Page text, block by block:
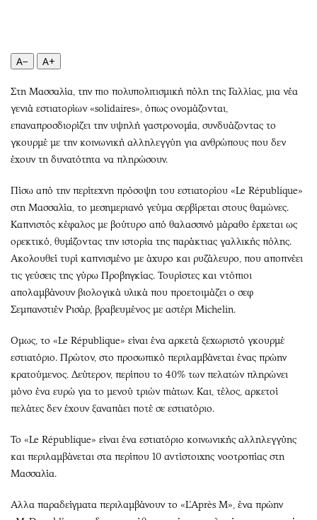
Παράξενα
Πολιτισμός
Σινεμά
Θέατρο-Χορός
Μουσική
Βιβλίο
Χειρόγραφα
Εκπομπές
Wine routes
Podcasts
Uncut
Προσωπικότητες στην ''Κ''
Επιστολές
A− A+
Στη Μασσαλία, την πιο πολυπολιτισμική πόλη της Γαλλίας, μια νέα
γενιά εστιατορίων «solidaires», όπως ονομάζονται,
επαναπροσδιορίζει την υψηλή γαστρονομία, συνδυάζοντας το
γκουρμέ με την κοινωνική αλληλεγγύη για ανθρώπους που δεν
έχουν τη δυνατότητα να πληρώσουν.
Πίσω από την περίτεχνη πρόσοψη του εστιατορίου «Le République»
στη Μασσαλία, το μεσημεριανό γεύμα σερβίρεται στους θαμώνες.
Καπνιστός κέφαλος με βούτυρο από θαλασσινό μάραθο έρχεται ως
ορεκτικό, θυμίζοντας την ιστορία της παράκτιας γαλλικής πόλης.
Ακολουθεί τυρί καπνισμένο με άχυρο και ρυζάλευρο, που αποπνέει
τις γεύσεις της γύρω Προβηγκίας. Τουρίστες και ντόπιοι
απολαμβάνουν βιολογικά υλικά που προετοιμάζει ο σεφ
Σεμπανστιέν Ρισάρ, βραβευμένος με αστέρι Michelin.
Ομως, το «Le République» είναι ένα αρκετά ξεχωριστό γκουρμέ
εστιατόριο. Πρώτον, στο προσωπικό περιλαμβάνεται ένας πρώην
κρατούμενος. Δεύτερον, περίπου το 40% των πελατών πληρώνει
μόνο ένα ευρώ για το μενού τριών πιάτων. Και, τέλος, αρκετοί
πελάτες δεν έχουν ξαναπάει ποτέ σε εστιατόριο.
Το «Le République» είναι ένα εστιατόριο κοινωνικής αλληλεγγύης
και περιλαμβάνεται στα περίπου 10 αντίστοιχης νοοτροπίας στη
Μασσαλία.
Αλλα παραδείγματα περιλαμβάνουν το «L’Après M», ένα πρώην